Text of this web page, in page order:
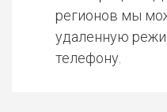
регионов мы
удаленную
телефону.